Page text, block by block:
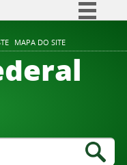
MAPA DO SITE
Comunica BR
Participe
Canais